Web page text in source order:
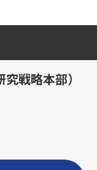
戦略本部）